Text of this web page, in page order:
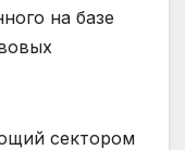
на базе
сектором